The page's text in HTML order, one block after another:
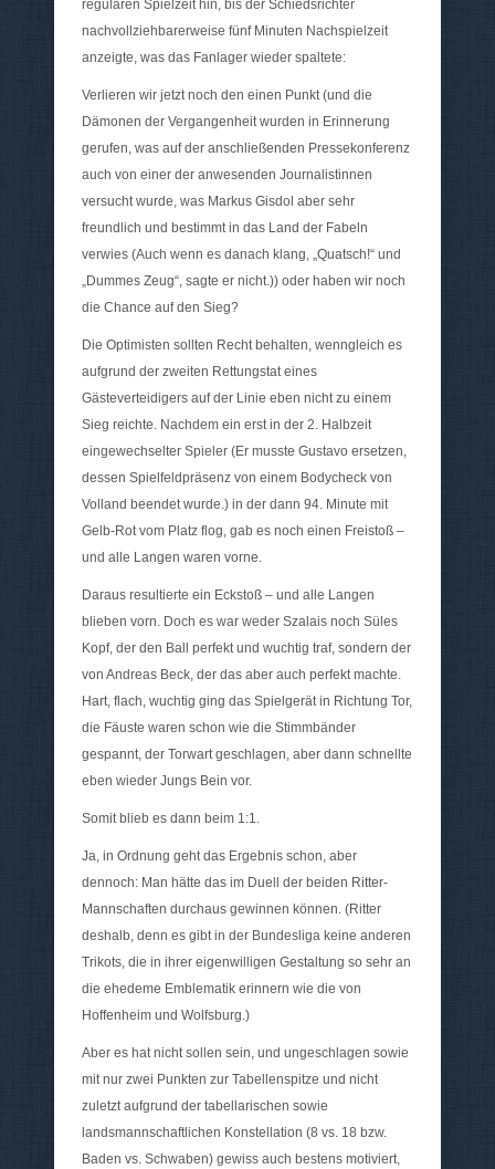
regulären Spielzeit hin, bis der Schiedsrichter
nachvollziehbarerweise fünf Minuten Nachspielzeit
anzeigte, was das Fanlager wieder spaltete:
Verlieren wir jetzt noch den einen Punkt (und die
Dämonen der Vergangenheit wurden in Erinnerung
gerufen, was auf der anschließenden Pressekonferenz
auch von einer der anwesenden Journalistinnen
versucht wurde, was Markus Gisdol aber sehr
freundlich und bestimmt in das Land der Fabeln
verwies (Auch wenn es danach klang, „Quatsch!“ und
„Dummes Zeug“, sagte er nicht.)) oder haben wir noch
die Chance auf den Sieg?
Die Optimisten sollten Recht behalten, wenngleich es
aufgrund der zweiten Rettungstat eines
Gästeverteidigers auf der Linie eben nicht zu einem
Sieg reichte. Nachdem ein erst in der 2. Halbzeit
eingewechselter Spieler (Er musste Gustavo ersetzen,
dessen Spielfeldpräsenz von einem Bodycheck von
Volland beendet wurde.) in der dann 94. Minute mit
Gelb-Rot vom Platz flog, gab es noch einen Freistoß –
und alle Langen waren vorne.
Daraus resultierte ein Eckstoß – und alle Langen
blieben vorn. Doch es war weder Szalais noch Süles
Kopf, der den Ball perfekt und wuchtig traf, sondern der
von Andreas Beck, der das aber auch perfekt machte.
Hart, flach, wuchtig ging das Spielgerät in Richtung Tor,
die Fäuste waren schon wie die Stimmbänder
gespannt, der Torwart geschlagen, aber dann schnellte
eben wieder Jungs Bein vor.
Somit blieb es dann beim 1:1.
Ja, in Ordnung geht das Ergebnis schon, aber
dennoch: Man hätte das im Duell der beiden Ritter-
Mannschaften durchaus gewinnen können. (Ritter
deshalb, denn es gibt in der Bundesliga keine anderen
Trikots, die in ihrer eigenwilligen Gestaltung so sehr an
die ehedeme Emblematik erinnern wie die von
Hoffenheim und Wolfsburg.)
Aber es hat nicht sollen sein, und ungeschlagen sowie
mit nur zwei Punkten zur Tabellenspitze und nicht
zuletzt aufgrund der tabellarischen sowie
landsmannschaftlichen Konstellation (8 vs. 18 bzw.
Baden vs. Schwaben) gewiss auch bestens motiviert,